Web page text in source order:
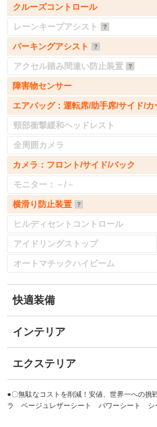
クルーズコントロール
レーンキープアシスト
パーキングアシスト
アクセル踏み間違い防止装置
障害物センサー
エアバッグ：運転席/助手席/サイド/カ
頸部衝撃緩和ヘッドレスト
全周囲カメラ
カメラ：フロント/サイド/バック
モニター：－/－
横滑り防止装置
ヒルディセントコントロール
アイドリングストップ
オートマチックハイビーム
快適装備
インテリア
エクステリア
●〇無駄なコストを削減！安値、世界一への
ラ ベージュレザーシート パワーシート シ